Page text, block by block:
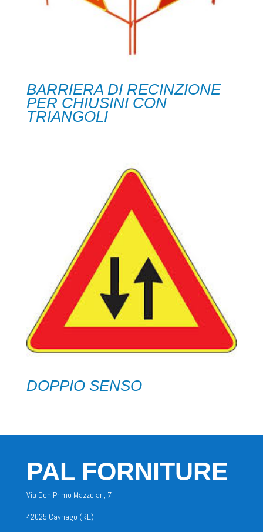
BARRIERA DI RECINZIONE
PER CHIUSINI CON
TRIANGOLI
DOPPIO SENSO
PAL FORNITURE
Via Don Primo Mazzolari, 7
42025 Cavriago (RE)